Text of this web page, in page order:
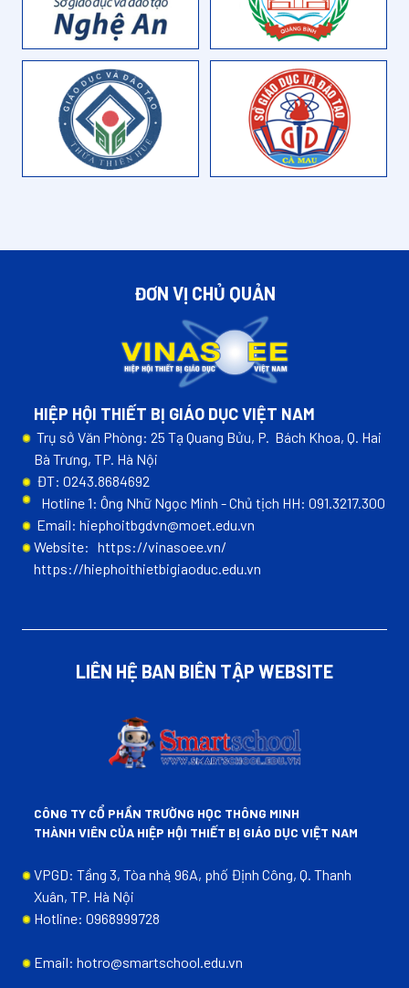
ĐƠN VỊ CHỦ QUẢN
HIỆP HỘI THIẾT BỊ GIÁO DỤC VIỆT NAM
Trụ sở Văn Phòng: 25 Tạ Quang Bửu, P. Bách Khoa, Q. Hai
Bà Trưng, TP. Hà Nội
ĐT: 0243.8684692
Hotline 1: Ông Nhữ Ngọc Minh - Chủ tịch HH: 091.3217.300
Email: hiephoitbgdvn@moet.edu.vn
Website: https://vinasoee.vn/
https://hiephoithietbigiaoduc.edu.vn
LIÊN HỆ BAN BIÊN TẬP WEBSITE
CÔNG TY CỔ PHẦN TRƯỜNG HỌC THÔNG MINH
THÀNH VIÊN CỦA HIỆP HỘI THIẾT BỊ GIÁO DỤC VIỆT NAM
VPGD: Tầng 3, Tòa nhà ̣96A, phố Định Công, Q. Thanh
Xuân, TP. Hà Nội
Hotline: 0968999728
Email: hotro@smartschool.edu.vn